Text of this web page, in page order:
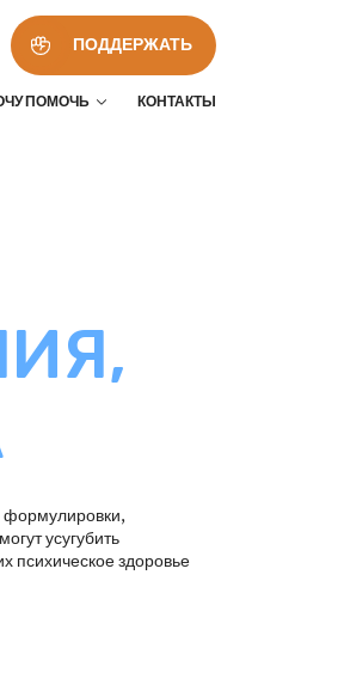
ПОДДЕРЖАТЬ
ПОМОЧЬ КОНТАКТЫ
формулировки,
усугубить
психическое здоровье